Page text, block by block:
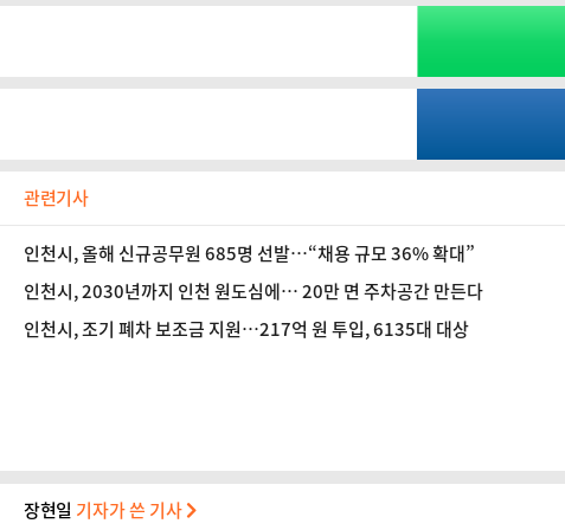
관련기사
인천시, 올해 신규공무원 685명 선발…“채용 규모 36% 확대”
인천시, 2030년까지 인천 원도심에… 20만 면 주차공간 만든다
인천시, 조기 폐차 보조금 지원…217억 원 투입, 6135대 대상
장현일 기자가 쓴 기사